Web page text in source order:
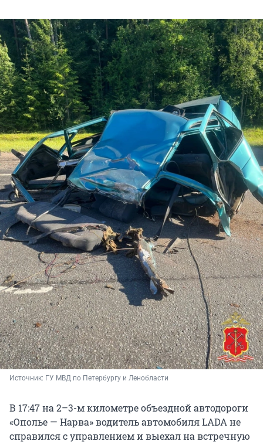
Источник: ГУ МВД по Петербургу и Ленобласти
В 17:47 на 2–3-м километре объездной автодороги
«Ополье — Нарва» водитель автомобиля LADA не
справился с управлением и выехал на встречную